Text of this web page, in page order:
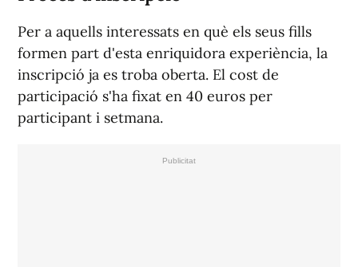
Per a aquells interessats en què els seus fills
formen part d'esta enriquidora experiència, la
inscripció ja es troba oberta. El cost de
participació s'ha fixat en 40 euros per
participant i setmana.